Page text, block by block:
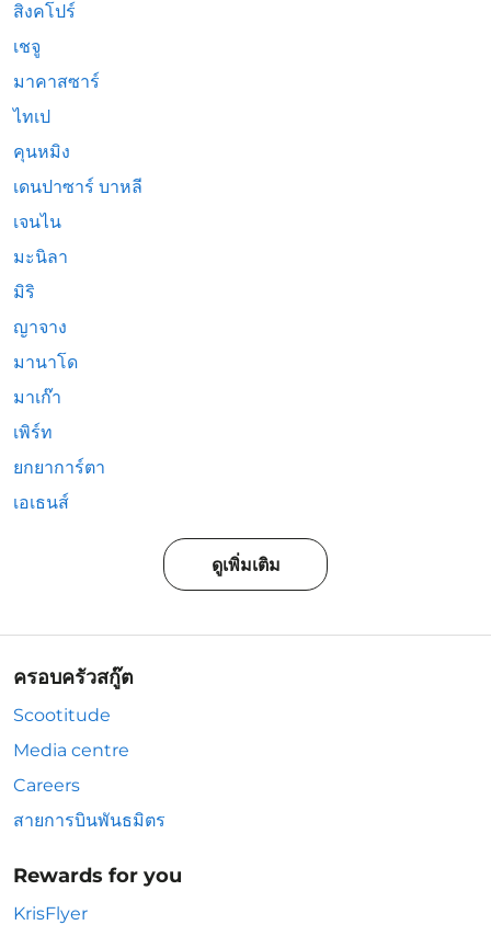
สิงคโปร์
เชจู
มาคาสซาร์
ไทเป
คุนหมิง
เดนปาซาร์ บาหลี
เจนไน
มะนิลา
มิริ
ญาจาง
มานาโด
มาเก๊า
เพิร์ท
ยกยาการ์ตา
เอเธนส์
ดูเพิ่มเติม
ครอบครัวสกู๊ต
Scootitude
Media centre
Careers
สายการบินพันธมิตร
Rewards for you
KrisFlyer